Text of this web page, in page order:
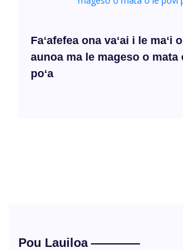
Faʻafefea ona vaʻai i le maʻi
aunoa ma le mageso o mata
poʻa
Pou Lauiloa